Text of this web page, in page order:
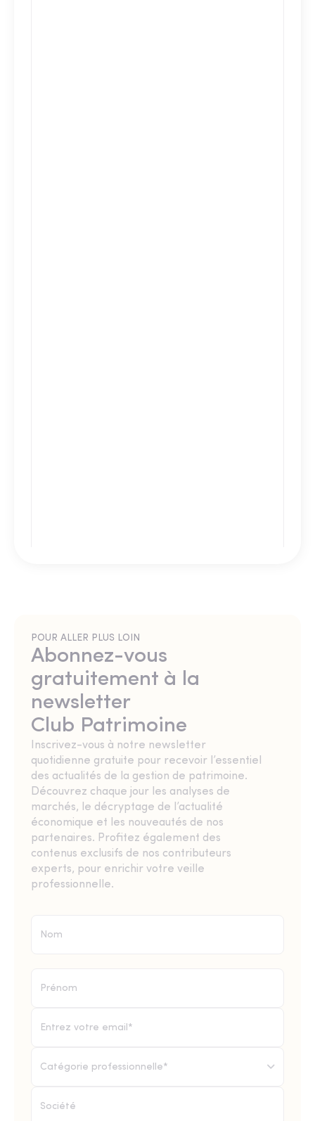
POUR ALLER PLUS LOIN
Abonnez-vous
gratuitement à la
newsletter
Club Patrimoine
Inscrivez-vous à notre newsletter
quotidienne gratuite pour recevoir l’essentiel
des actualités de la gestion de patrimoine.
Découvrez chaque jour les analyses de
marchés, le décryptage de l’actualité
économique et les nouveautés de nos
partenaires. Profitez également des
contenus exclusifs de nos contributeurs
experts, pour enrichir votre veille
professionnelle.
Catégorie professionnelle*